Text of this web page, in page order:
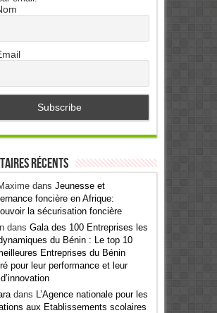
récents
dans Jeunesse et
foncière en Afrique:
la sécurisation foncière
dans Gala des 100 Entreprises les
du Bénin : Le top 10
Entreprises du Bénin
pour leur performance et leur
dans L’Agence nationale pour les
aux Etablissements scolaires